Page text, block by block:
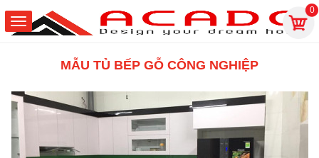
0
MẪU TỦ BẾP GỖ CÔNG NGHIỆP